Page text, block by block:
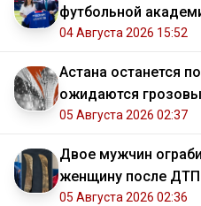
футбольной
04 Августа 2026 15:52
Астана останется
ожидаются
05 Августа 2026 02:37
Двое мужчин
женщину после ДТП
05 Августа 2026 02:36